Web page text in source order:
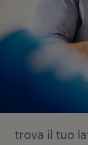
trova il tuo